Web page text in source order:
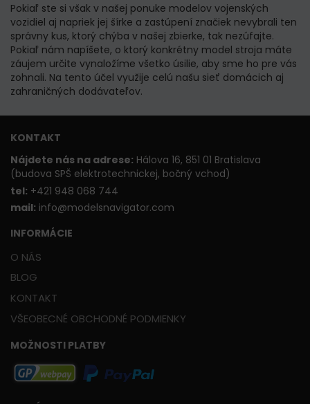
Pokiaľ ste si však v našej ponuke modelov vojenských
vozidiel aj napriek jej šírke a zastúpení značiek nevybrali ten
správny kus, ktorý chýba v našej zbierke, tak nezúfajte.
Pokiaľ nám napíšete, o ktorý konkrétny model stroja máte
záujem určite vynaložíme všetko úsilie, aby sme ho pre vás
zohnali. Na tento účel využije celú našu sieť domácich aj
zahraničných dodávateľov.
KONTAKT
Nájdete nás na adrese: Hálova 16, 851 01 Bratislava
(budova SPŠ elektrotechnickej, bočný vchod)
tel: +421 948 068 744
mail: info@modelsnavigator.com
INFORMÁCIE
O NÁS
BLOG
KONTAKT
VŠEOBECNÉ OBCHODNÉ PODMIENKY
MOŽNOSTI PLATBY